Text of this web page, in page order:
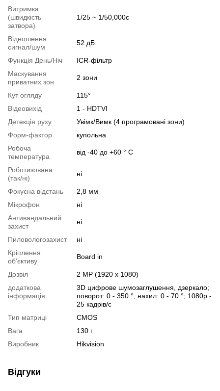
Витримка
(швидкість
затвора)
1/25 ~ 1/50,000с
Відношення
сигнал/шум
52 дБ
Функція День/Ніч
ICR-фільтр
Маскування
приватних зон
2 зони
Кут огляду
115°
Відеовихід
1 - HDTVI
Детекція руху
Увімк/Вимк (4 програмовані зони)
Форм-фактор
купольна
Робоча
температура
від -40 до +60 ° C
Роботизована
(так/ні)
ні
Фокусна відстань
2,8 мм
Мікрофон
ні
Антивандальний
захист
ні
Пиловологозахист
ні
Кріплення
об'єктиву
Board in
Дозвіл
2 MP (1920 x 1080)
додаткова
інформація
3D цифрове шумозаглушення, дзеркало;
поворот: 0 - 350 °, нахил: 0 - 70 °; 1080p -
25 кадрів/с
Тип матриці
CMOS
Вага
130 г
Виробник
Hikvision
Відгуки